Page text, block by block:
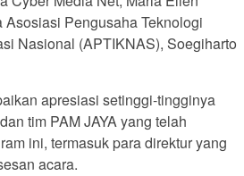
Asosiasi Pengusaha Teknologi
Nasional (APTIKNAS), Soegiharto
apresiasi setinggi-tingginya
tim PAM JAYA yang telah
ini, termasuk para direktur yang
acara.